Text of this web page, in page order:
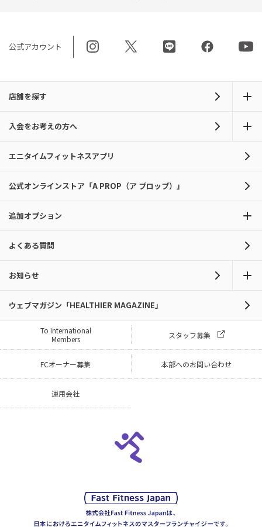
公式アカウント
店舗を探す
入会をお考えの方へ
エニタイムフィットネスアプリ
公式オンラインストア「A PROP（ア プロップ）」
追加オプション
よくある質問
お知らせ
ウェブマガジン「HEALTHIER MAGAZINE」
To International
Members
スタッフ募集
FCオーナー募集 本部へのお問い合わせ
運用会社